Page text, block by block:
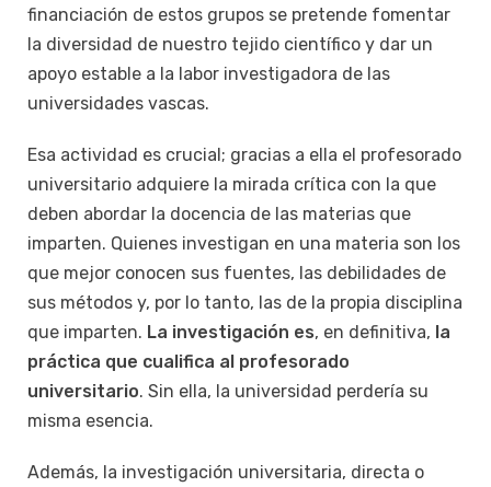
financiación de estos grupos se pretende fomentar
la diversidad de nuestro tejido científico y dar un
apoyo estable a la labor investigadora de las
universidades vascas.
Esa actividad es crucial; gracias a ella el profesorado
universitario adquiere la mirada crítica con la que
deben abordar la docencia de las materias que
imparten. Quienes investigan en una materia son los
que mejor conocen sus fuentes, las debilidades de
sus métodos y, por lo tanto, las de la propia disciplina
que imparten. La investigación es, en definitiva, la
práctica que cualifica al profesorado
universitario. Sin ella, la universidad perdería su
misma esencia.
Además, la investigación universitaria, directa o